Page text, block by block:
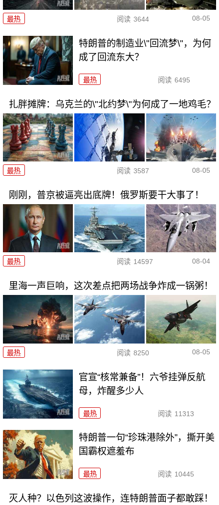
最热 阅读 3644 08-05
特朗普的制造业\"回流梦\"，为何
成了回流东大？
最热 阅读 6495
扎胖摊牌：乌克兰的\"北约梦\"为何成了一地鸡毛？
最热 阅读 3587 08-05
刚刚，普京被逼亮出底牌！俄罗斯要干大事了！
最热 阅读 14597 08-04
里海一声巨响，这次差点把两场战争炸成一锅粥！
最热 阅读 8250 08-05
官宣“核常兼备”！六爷挂弹反航
母，炸醒多少人
最热 阅读 11313
特朗普一句“珍珠港除外”，撕开美
国霸权遮羞布
最热 阅读 10445
灭人种？以色列这波操作，连特朗普面子都敢踩！